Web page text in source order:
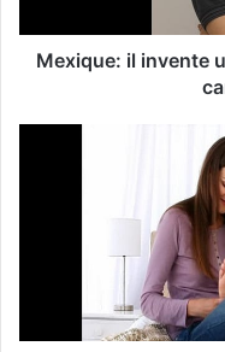
Mexique: il invente